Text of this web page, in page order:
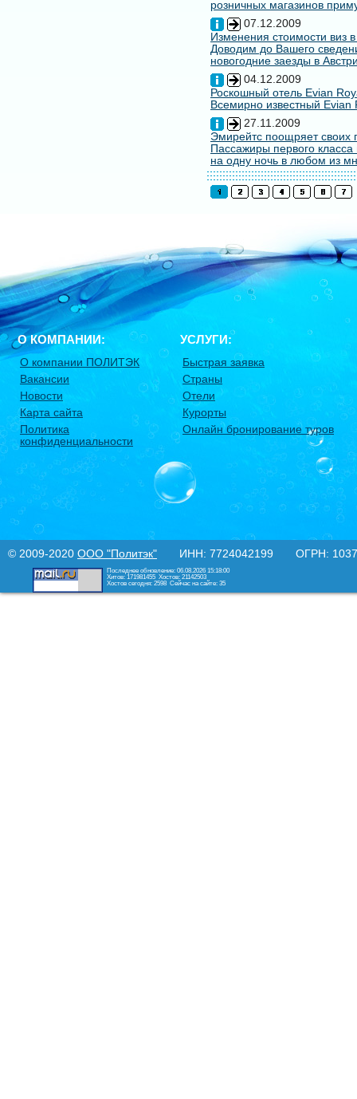
розничных магазинов
07.12.2009
Изменения стоимости виз
Доводим до Вашего
новогодние заезды в
04.12.2009
Роскошный отель Evian
Всемирно известный
27.11.2009
Эмирейтс поощряет своих
Пассажиры первого
на одну ночь в любом из
О КОМПАНИИ:
О компании ПОЛИТЭК
Вакансии
Новости
Карта сайта
Политика
конфиденциальности
УСЛУГИ:
Быстрая заявка
Страны
Отели
Курорты
Онлайн бронирование туров
© 2009-2020 ООО "Политэк" ИНН: 7724042199 ОГРН:
Последнее обновление: 06.08.2026 15:18:00
Хитов: 171981455 Хостов: 21142503
Хостов сегодня: 2598 Сейчас на сайте: 35